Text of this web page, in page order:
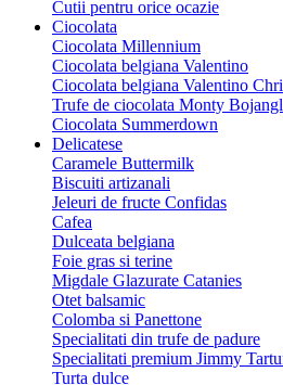
Cutii pentru orice ocazie
Ciocolata
Ciocolata Millennium
Ciocolata belgiana Valentino
Ciocolata belgiana Valentino
Trufe de ciocolata Monty
Ciocolata Summerdown
Delicatese
Caramele Buttermilk
Biscuiti artizanali
Jeleuri de fructe Confidas
Cafea
Dulceata belgiana
Foie gras si terine
Migdale Glazurate Catanies
Otet balsamic
Colomba si Panettone
Specialitati din trufe de padure
Specialitati premium Jimmy
Turta dulce